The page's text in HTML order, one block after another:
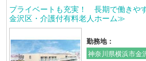
プライベートも充実！ 長期で働き
金沢区・介護付有料老人ホーム≫
勤務地：
神奈川県横浜市金